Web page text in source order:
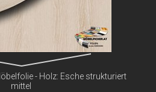
- Holz: Esche strukturiert
mittel